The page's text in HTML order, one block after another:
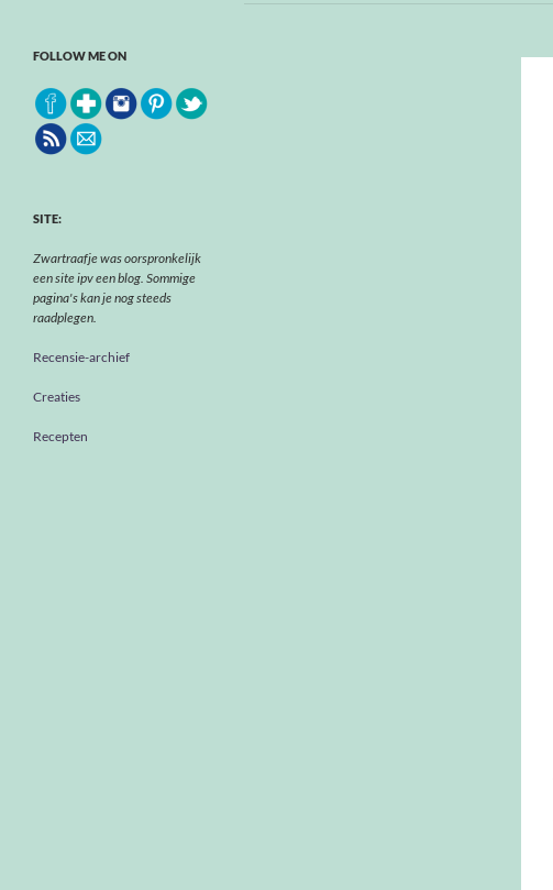
FOLLOW ME ON
SITE:
Zwartraafje was oorspronkelijk
een site ipv een blog. Sommige
pagina's kan je nog steeds
raadplegen.
Recensie-archief
Creaties
Recepten